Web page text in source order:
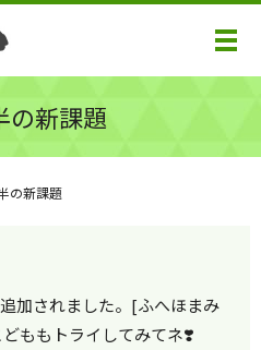
メ
の新課題
の新課題
加されました。[ふへほまみ
ももトライしてみてネ❣️